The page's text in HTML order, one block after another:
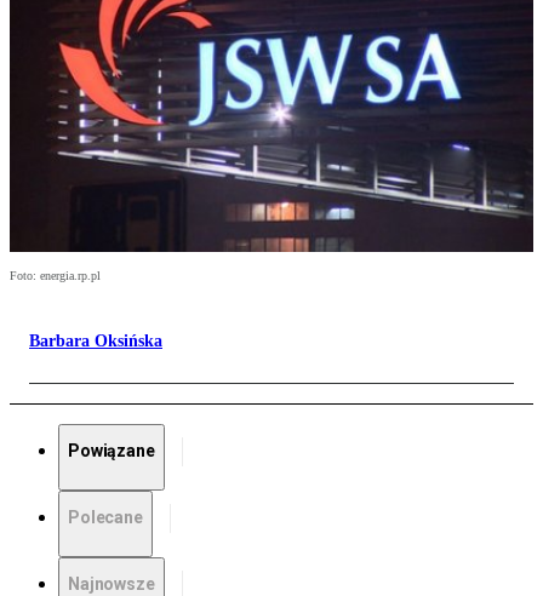
Foto: energia.rp.pl
Barbara Oksińska
Powiązane
Polecane
Najnowsze